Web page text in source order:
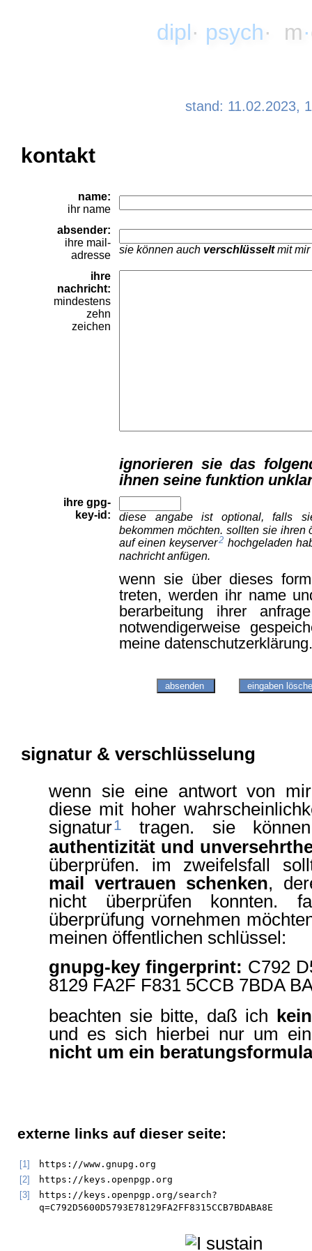
dipl· psych· m·
stand: 11.02.2023,
kontakt
name:
ihr name
absender:
ihre mail-
adresse
sie können auch verschlüsseltmit mir
ihre
nachricht:
mindestens
zehn
zeichen
ignorieren sie das
ihnen seine funktion
ihre gpg-
key-id:
diese angabe ist optional, falls
bekommen möchten. sollten sie ihren
auf einenkeyserver2 hochgeladen
nachricht anfügen.
wenn sie über dieses
treten, werden ihr name
berarbeitung ihrer
notwendigerweise
meine datenschutzerklärung.
signatur & verschlüsselung
wenn sie eine antwort von
diese mit hoher
signatur1
tragen. sie
authentizität und
überprüfen. im zweifelsfall
mail vertrauen schenken,
nicht überprüfen konnten.
überprüfung vornehmen
meinen öffentlichen schlüssel:
gnupg-key fingerprint: C792
8129 FA2F F831 5CCB 7BDA
beachten sie bitte, daß ich
und es sich hierbei nur um
nicht um ein
externe links auf dieser seite:
[1]
https://www.gnupg.org
[2]
https://keys.openpgp.org
[3]
https://keys.openpgp.org/search?
q=C792D5600D5793E78129FA2FF8315CCB7BDABA8E